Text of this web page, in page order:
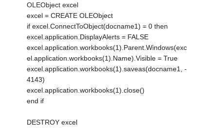
OLEObject excel
excel = CREATE OLEObject
if excel.ConnectToObject(docname1) = 0 then
excel.application.DisplayAlerts = FALSE
excel.application.workbooks(1).Parent.Windows(exc
el.application.workbooks(1).Name).Visible = True
excel.application.workbooks(1).saveas(docname1, -
4143)
excel.application.workbooks(1).close()
end if
DESTROY excel